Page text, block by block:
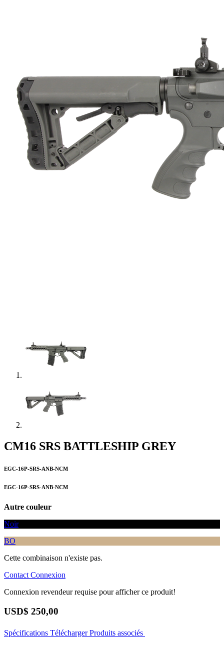
CM16 SRS BATTLESHIP GREY
EGC-16P-SRS-ANB-NCM
EGC-16P-SRS-ANB-NCM
Autre couleur
Noir
BO
Cette combinaison n'existe pas.
Contact Connexion
Connexion revendeur requise pour afficher ce produit!
USD$ 250,00
Spécifications TéléchargerProduits associés